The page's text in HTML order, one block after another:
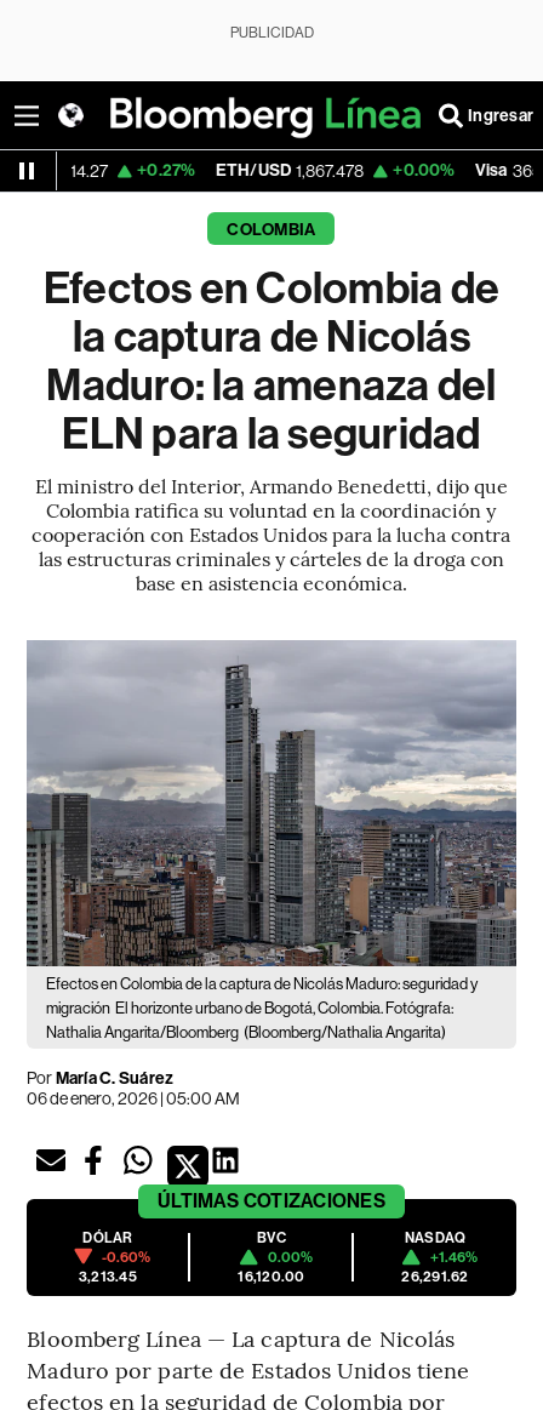
PUBLICIDAD
Ingresar
+0.27% ETH/USD 1,867.478 +0.00% Visa 365.73
COLOMBIA
Efectos en Colombia de
la captura de Nicolás
Maduro: la amenaza del
ELN para la seguridad
El ministro del Interior, Armando Benedetti, dijo que
Colombia ratifica su voluntad en la coordinación y
cooperación con Estados Unidos para la lucha contra
las estructuras criminales y cárteles de la droga con
base en asistencia económica.
Efectos en Colombia de la captura de Nicolás Maduro: seguridad y
migración El horizonte urbano de Bogotá, Colombia. Fotógrafa:
Nathalia Angarita/Bloomberg (Bloomberg/Nathalia Angarita)
PorMaría C. Suárez
06 de enero, 2026 | 05:00 AM
ÚLTIMAS COTIZACIONES
DÓLAR
-0.60%
3,213.45
BVC
0.00%
16,120.00
NASDAQ
+1.46%
26,291.62
Bloomberg Línea — La captura de Nicolás
Maduro por parte de Estados Unidos tiene
efectos en la seguridad de Colombia por